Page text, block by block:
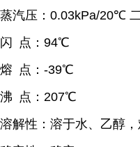
蒸汽压： 0.03kPa/20℃
闪
点： 94℃
熔 点： -39℃
沸 点： 207℃
溶解性：溶于水、乙醇